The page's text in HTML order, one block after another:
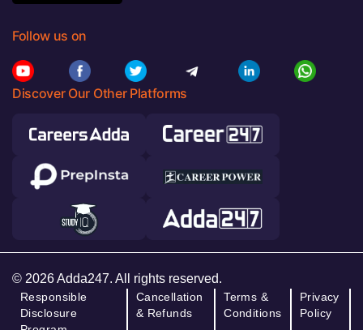
Follow us on
Discover Our Other Platforms
© 2026 Adda247. All rights reserved.
Responsible
Disclosure
Cancellation
& Refunds
Terms &
Conditions
Privacy
Policy